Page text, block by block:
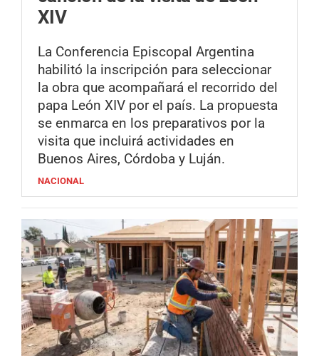
XIV
La Conferencia Episcopal Argentina
habilitó la inscripción para seleccionar
la obra que acompañará el recorrido del
papa León XIV por el país. La propuesta
se enmarca en los preparativos por la
visita que incluirá actividades en
Buenos Aires, Córdoba y Luján.
NACIONAL